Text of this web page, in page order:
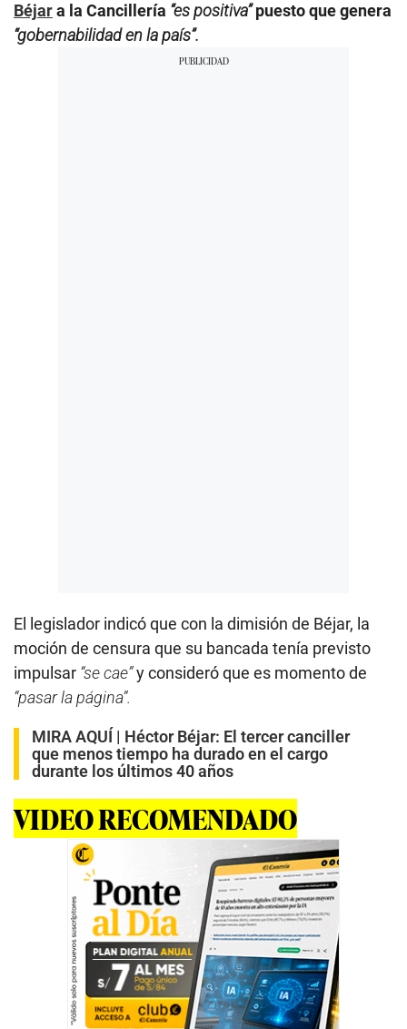
Béjara la Cancillería “es positiva”puesto que genera
“gobernabilidad en la país”.
El legislador indicó que con la dimisión de Béjar, la
moción de censura que su bancada tenía previsto
impulsar “se cae”y consideró que es momento de
“pasar la página”.
MIRA AQUÍ | Héctor Béjar: El tercer canciller
que menos tiempo ha durado en el cargo
durante los últimos 40 años
VIDEO RECOMENDADO